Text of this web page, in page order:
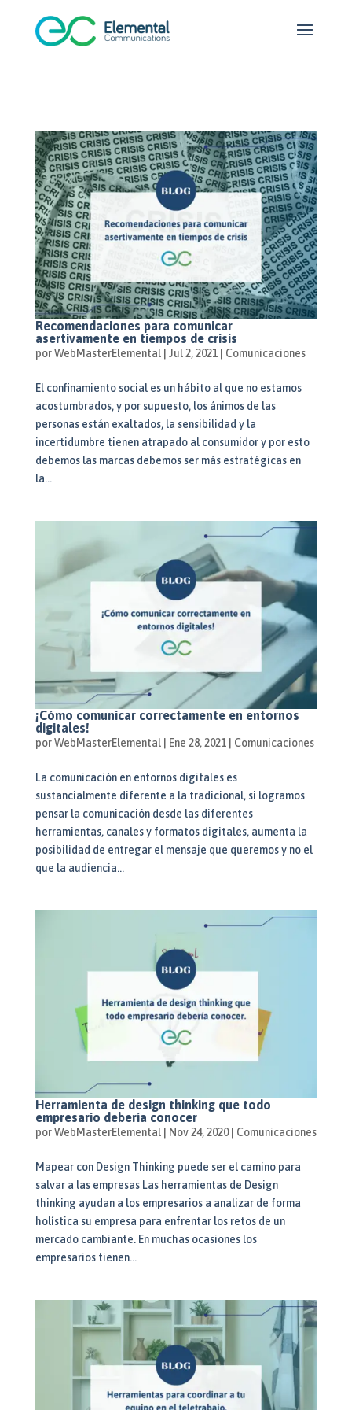
Recomendaciones para comunicar
asertivamente en tiempos de crisis
porWebMasterElemental| Jul 2, 2021| Comunicaciones
El confinamiento social es un hábito al que no estamos
acostumbrados, y por supuesto, los ánimos de las
personas están exaltados, la sensibilidad y la
incertidumbre tienen atrapado al consumidor y por esto
debemos las marcas debemos ser más estratégicas en
la...
¡Cómo comunicar correctamente en entornos
digitales!
porWebMasterElemental| Ene 28, 2021| Comunicaciones
La comunicación en entornos digitales es
sustancialmente diferente a la tradicional, si logramos
pensar la comunicación desde las diferentes
herramientas, canales y formatos digitales, aumenta la
posibilidad de entregar el mensaje que queremos y no el
que la audiencia...
Herramienta de design thinking que todo
empresario debería conocer
porWebMasterElemental| Nov 24, 2020| Comunicaciones
Mapear con Design Thinking puede ser el camino para
salvar a las empresas Las herramientas de Design
thinking ayudan a los empresarios a analizar de forma
holística su empresa para enfrentar los retos de un
mercado cambiante. En muchas ocasiones los
empresarios tienen...